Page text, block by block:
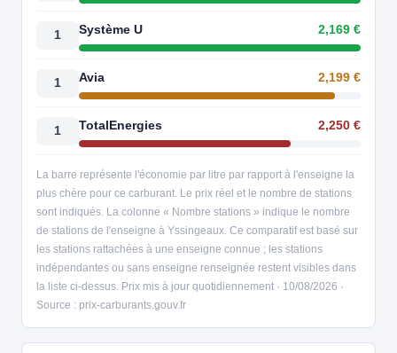
1 Système U 2,169 €
1 Avia 2,199 €
1 TotalEnergies 2,250 €
La barre représente l'économie par litre par rapport à l'enseigne la
plus chère pour ce carburant. Le prix réel et le nombre de stations
sont indiqués. La colonne « Nombre stations » indique le nombre
de stations de l'enseigne à Yssingeaux. Ce comparatif est basé sur
les stations rattachées à une enseigne connue ; les stations
indépendantes ou sans enseigne renseignée restent visibles dans
la liste ci-dessus. Prix mis à jour quotidiennement · 10/08/2026 ·
Source : prix-carburants.gouv.fr